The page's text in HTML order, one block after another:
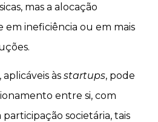
mas a alocação
ineficiência ou em mais
às startups, pode
entre si, com
societária, tais